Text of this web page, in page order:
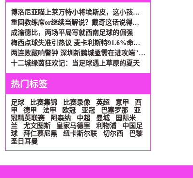
博洛尼亚瞄上莱万特小将埃斯皮，这小孩有点意思
重回教练席or继续当解说？戴奇这话说得够艺术
成渝德比，两场平局写就西南足球的倔强
梅西点球失准引热议 麦卡利斯特91.6%命中率或成新选择
两连败敲响警钟 深圳新鹏城亟需在进攻端"绣花"
十二城绿茵狂欢记：当足球遇上草原的夏天
热门标签
足球 比赛集锦 比赛录像 英超 意甲
西
甲
德甲 法甲 欧冠 亚冠 巴塞罗那
亚
冠精英联赛
阿森纳 中超 曼城
国际米
兰
尤文图斯 皇家马德里 利物浦
中国足
球
拜仁慕尼黑 纽卡斯尔联 切尔西
巴黎
圣日耳曼